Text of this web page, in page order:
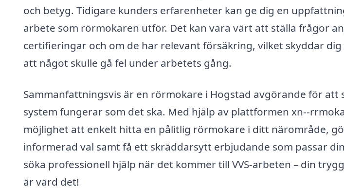
och betyg. Tidigare kunders erfarenheter kan ge dig en
arbete som rörmokaren utför. Det kan vara värt att ställa frågor
certifieringar och om de har relevant försäkring, vilket skyddar dig
att något skulle gå fel under arbetets gång.
Sammanfattningsvis är en rörmokare i Hogstad avgörande för att
system fungerar som det ska. Med hjälp av plattformen xn--
möjlighet att enkelt hitta en pålitlig rörmokare i ditt närområde,
informerad val samt få ett skräddarsytt erbjudande som passar
söka professionell hjälp när det kommer till VVS-arbeten – din
är värd det!